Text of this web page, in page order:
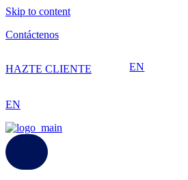
Skip to content
Contáctenos
HAZTE CLIENTE EN
EN